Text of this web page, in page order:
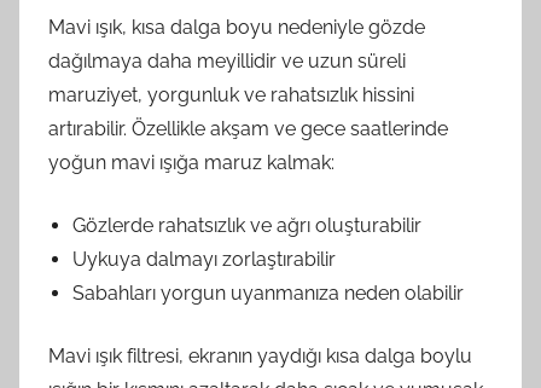
Mavi ışık, kısa dalga boyu nedeniyle gözde
dağılmaya daha meyillidir ve uzun süreli
maruziyet, yorgunluk ve rahatsızlık hissini
artırabilir. Özellikle akşam ve gece saatlerinde
yoğun mavi ışığa maruz kalmak:
Gözlerde rahatsızlık ve ağrı oluşturabilir
Uykuya dalmayı zorlaştırabilir
Sabahları yorgun uyanmanıza neden olabilir
Mavi ışık filtresi, ekranın yaydığı kısa dalga boylu